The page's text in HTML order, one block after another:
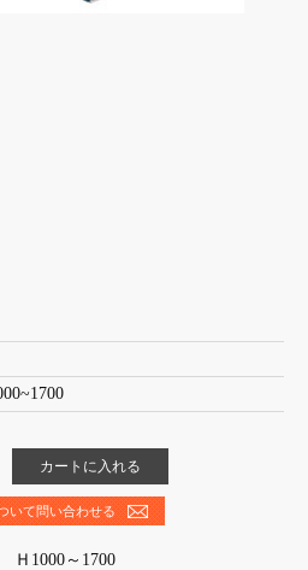
いて問い合わせる
Ｈ1000～1700